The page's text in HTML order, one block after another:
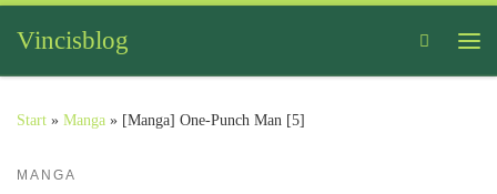
Zum Inhalt springen
Vincisblog
Search
Start » Manga » [Manga] One-Punch Man [5]
MANGA